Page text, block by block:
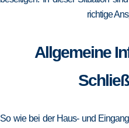
richtige
Allgemeine
So wie bei der Haus- und